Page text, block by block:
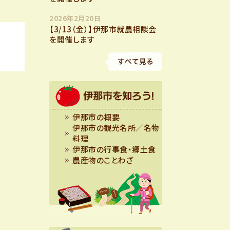
【3/13（金）】伊那市就農相談会
を開催します
2026年2月20日
伊那市の概要
伊那市の観光名所／名物
料理
伊那市の行事食・郷土食
農産物のことわざ